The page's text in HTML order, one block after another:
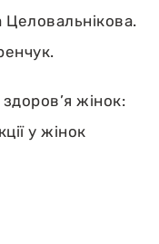
Целовальнікова.
жінок:
у жінок